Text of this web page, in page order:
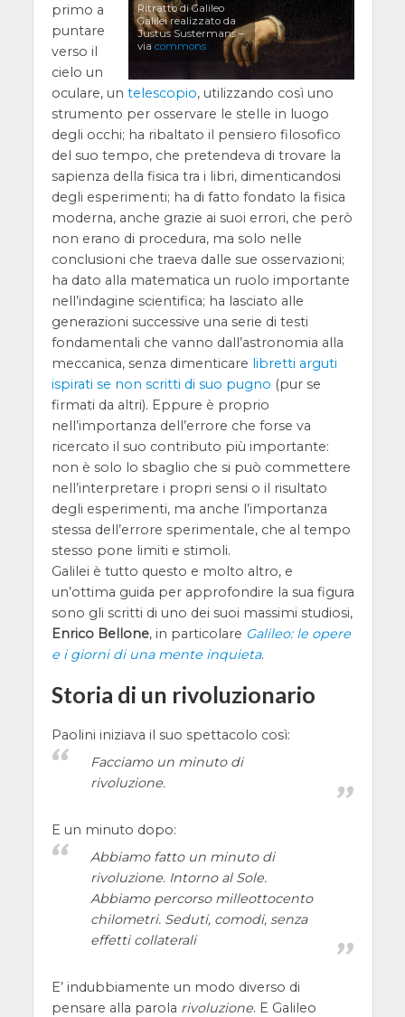
Ritratto di Galileo
Galilei realizzato da
Justus Sustermans –
via commons
primo a
puntare
verso il
cielo un
oculare, un telescopio, utilizzando così uno
strumento per osservare le stelle in luogo
degli occhi; ha ribaltato il pensiero filosofico
del suo tempo, che pretendeva di trovare la
sapienza della fisica tra i libri, dimenticandosi
degli esperimenti; ha di fatto fondato la fisica
moderna, anche grazie ai suoi errori, che però
non erano di procedura, ma solo nelle
conclusioni che traeva dalle sue osservazioni;
ha dato alla matematica un ruolo importante
nell’indagine scientifica; ha lasciato alle
generazioni successive una serie di testi
fondamentali che vanno dall’astronomia alla
meccanica, senza dimenticare libretti arguti
ispirati se non scritti di suo pugno (pur se
firmati da altri). Eppure è proprio
nell’importanza dell’errore che forse va
ricercato il suo contributo più importante:
non è solo lo sbaglio che si può commettere
nell’interpretare i propri sensi o il risultato
degli esperimenti, ma anche l’importanza
stessa dell’errore sperimentale, che al tempo
stesso pone limiti e stimoli.
Galilei è tutto questo e molto altro, e
un’ottima guida per approfondire la sua figura
sono gli scritti di uno dei suoi massimi studiosi,
Enrico Bellone, in particolare Galileo: le opere
e i giorni di una mente inquieta.
Storia di un rivoluzionario
Paolini iniziava il suo spettacolo così:
Facciamo un minuto di
rivoluzione.
E un minuto dopo:
Abbiamo fatto un minuto di
rivoluzione. Intorno al Sole.
Abbiamo percorso milleottocento
chilometri. Seduti, comodi, senza
effetti collaterali
E’ indubbiamente un modo diverso di
pensare alla parola rivoluzione. E Galileo